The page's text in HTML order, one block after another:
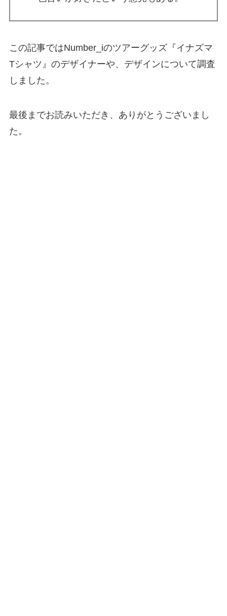
この記事ではNumber_iのツアーグッズ『イナズマ
Tシャツ』のデザイナーや、デザインについて調査
しました。
最後までお読みいただき、ありがとうございまし
た。